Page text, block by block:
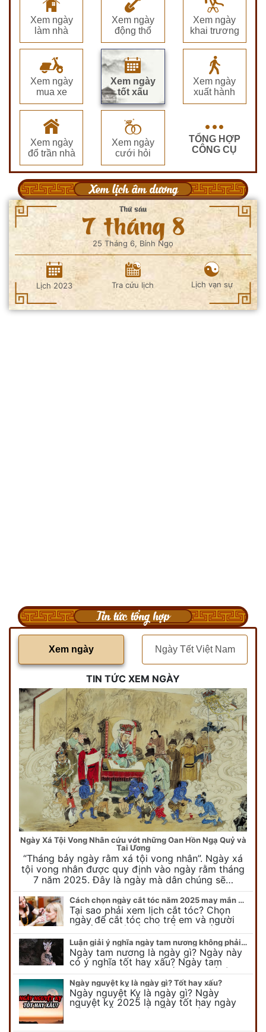
Xem ngày
làm nhà
Xem ngày
động thổ
Xem ngày
khai trương
Xem ngày
mua xe
Xem ngày
tốt xấu
Xem ngày
xuất hành
Xem ngày
đổ trần nhà
Xem ngày
cưới hỏi
TỔNG HỢP
CÔNG CỤ
Xem lịch âm dương
Thứ sáu
7 tháng 8
25 Tháng 6, Bính Ngọ
Lịch 2023 Tra cứu lịch Lịch vạn sự
Tin tức tổng hợp
Xem ngày Ngày Tết Việt Nam
TIN TỨC XEM NGÀY
Ngày Xá Tội Vong Nhân cứu vớt những Oan Hồn Ngạ Quỷ và
Tai Ương
“Tháng bảy ngày rằm xá tội vong nhân”. Ngày xá
tội vong nhân được quy định vào ngày rằm tháng
7 năm 2025. Đây là ngày mà dân chúng sẽ…
Cách chọn ngày cắt tóc năm 2025 may mắn cho cả trẻ em và người lớn
Tại sao phải xem lịch cắt tóc? Chọn
ngày để cắt tóc cho trẻ em và người
lớn cần lưu ý điều gì để gặp nhiều may
mắn ? Khi…
Luận giải ý nghĩa ngày tam nương không phải ai cũng biết
Ngày tam nương là ngày gì? Ngày này
có ý nghĩa tốt hay xấu? Ngày tam
nương sát có nguồn gốc như thế nào?
Cần kiêng kỵ điều gì khi…
Ngày nguyệt kỵ là ngày gì? Tốt hay xấu?
Ngày nguyệt Kỵ là ngày gì? Ngày
nguyệt kỵ 2025 là ngày tốt hay ngày
xấu, xem ngay để biết chi tiết ý nghĩa